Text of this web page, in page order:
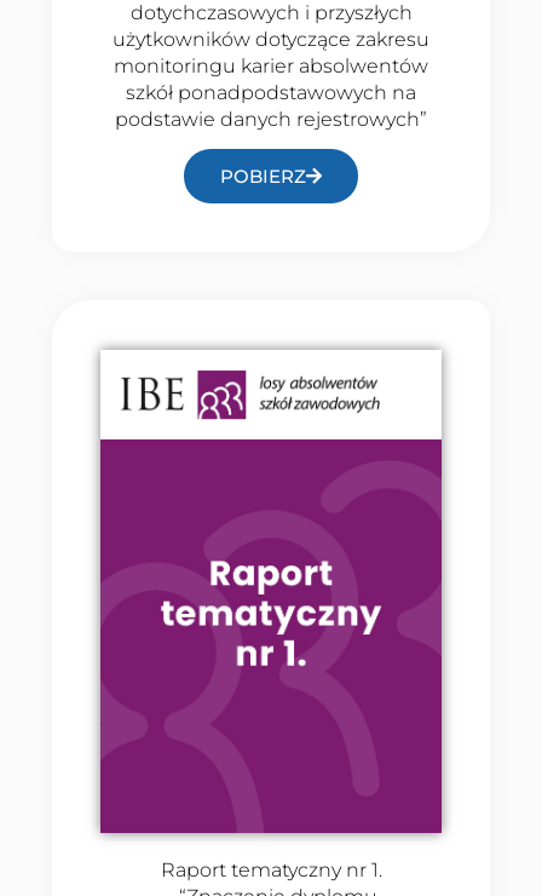
dotychczasowych i przyszłych
użytkowników dotyczące zakresu
monitoringu karier absolwentów
szkół ponadpodstawowych na
podstawie danych rejestrowych”
POBIERZ
Raport tematyczny nr 1.